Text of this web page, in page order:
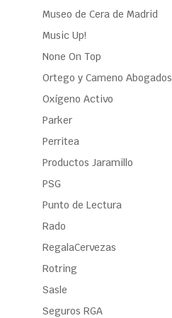
Museo de Cera de Madrid
Music Up!
None On Top
Ortego y Cameno Abogados
Oxígeno Activo
Parker
Perritea
Productos Jaramillo
PSG
Punto de Lectura
Rado
RegalaCervezas
Rotring
Sasle
Seguros RGA